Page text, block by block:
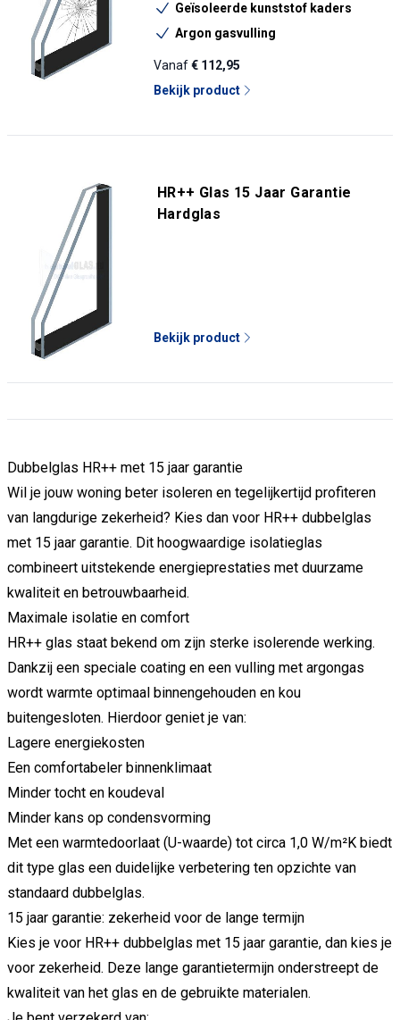
Geïsoleerde kunststof kaders
Argon gasvulling
Vanaf€ 112,95
Bekijk product
HR++ Glas 15 Jaar Garantie
Hardglas
Bekijk product
Dubbelglas HR++ met 15 jaar garantie
Wil je jouw woning beter isoleren en tegelijkertijd profiteren
van langdurige zekerheid? Kies dan voor HR++ dubbelglas
met 15 jaar garantie. Dit hoogwaardige isolatieglas
combineert uitstekende energieprestaties met duurzame
kwaliteit en betrouwbaarheid.
Maximale isolatie en comfort
HR++ glas staat bekend om zijn sterke isolerende werking.
Dankzij een speciale coating en een vulling met argongas
wordt warmte optimaal binnengehouden en kou
buitengesloten. Hierdoor geniet je van:
Lagere energiekosten
Een comfortabeler binnenklimaat
Minder tocht en koudeval
Minder kans op condensvorming
Met een warmtedoorlaat (U-waarde) tot circa 1,0 W/m²K biedt
dit type glas een duidelijke verbetering ten opzichte van
standaard dubbelglas.
15 jaar garantie: zekerheid voor de lange termijn
Kies je voor HR++ dubbelglas met 15 jaar garantie, dan kies je
voor zekerheid. Deze lange garantietermijn onderstreept de
kwaliteit van het glas en de gebruikte materialen.